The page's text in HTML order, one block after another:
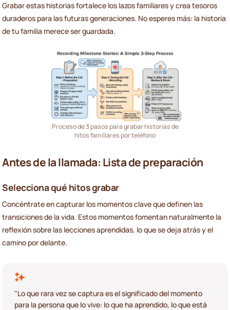
Grabar estas historias fortalece los lazos familiares y crea tesoros
duraderos para las futuras generaciones. No esperes más: la historia
de tu familia merece ser guardada.
Proceso de 3 pasos para grabar historias de
hitos familiares por teléfono
Antes de la llamada: Lista de preparación
Selecciona qué hitos grabar
Concéntrate en capturar los momentos clave que definen las
transiciones de la vida. Estos momentos fomentan naturalmente la
reflexión sobre las lecciones aprendidas, lo que se deja atrás y el
camino por delante.
"Lo que rara vez se captura es el significado del momento
para la persona que lo vive: lo que ha aprendido, lo que está